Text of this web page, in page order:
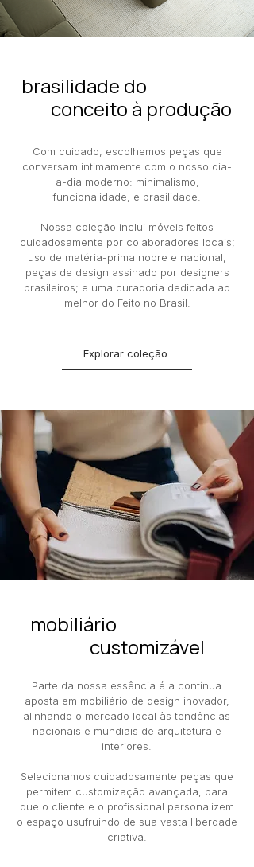
brasilidade do
conceito à produção
Com cuidado, escolhemos peças que
conversam intimamente com o nosso dia-
a-dia moderno: minimalismo,
funcionalidade, e brasilidade.
Nossa coleção inclui móveis feitos
cuidadosamente por colaboradores locais;
uso de matéria-prima nobre e nacional;
peças de design assinado por designers
brasileiros; e uma curadoria dedicada ao
melhor do Feito no Brasil.
Explorar coleção
mobiliário
customizável
Parte da nossa essência é a contínua
aposta em mobiliário de design inovador,
alinhando o mercado local às tendências
nacionais e mundiais de arquitetura e
interiores.
Selecionamos cuidadosamente peças que
permitem customização avançada, para
que o cliente e o profissional personalizem
o espaço usufruindo de sua vasta liberdade
criativa.